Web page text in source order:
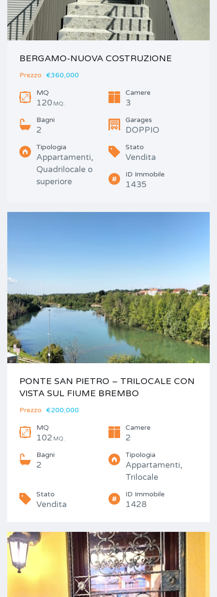
BERGAMO-NUOVA COSTRUZIONE
Prezzo €360,000
MQ
120 MQ.
Camere
3
Bagni
2
Garages
DOPPIO
Tipologia
Appartamenti,
Quadrilocale o
superiore
Stato
Vendita
ID Immobile
1435
PONTE SAN PIETRO – TRILOCALE CON
VISTA SUL FIUME BREMBO
Prezzo €200,000
MQ
102 MQ.
Camere
2
Bagni
2
Tipologia
Appartamenti,
Trilocale
Stato
Vendita
ID Immobile
1428